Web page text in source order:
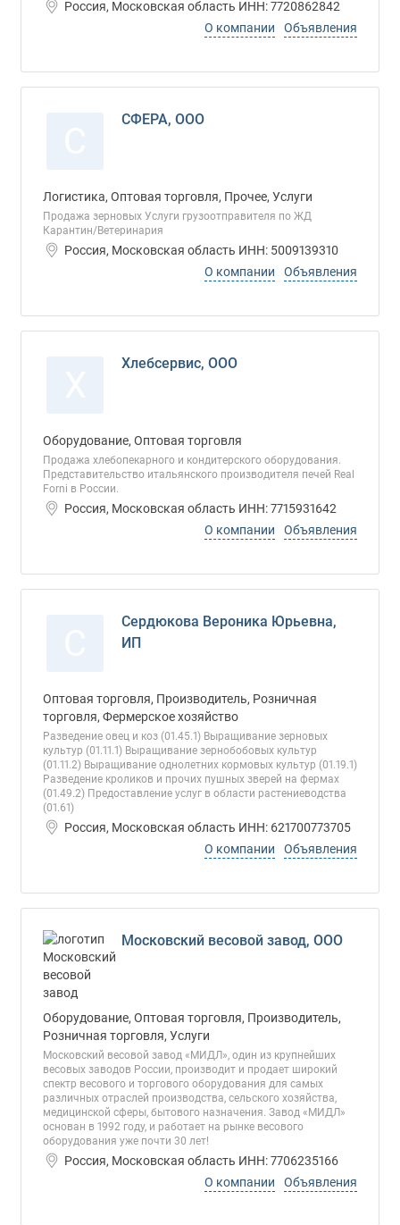
Россия, Московская область ИНН: 7720862842
О компании
Объявления
СФЕРА, ООО
Логистика, Оптовая торговля, Прочее, Услуги
Продажа зерновых Услуги грузоотправителя по ЖД
Карантин/Ветеринария
Россия, Московская область ИНН: 5009139310
О компании
Объявления
Хлебсервис, ООО
Оборудование, Оптовая торговля
Продажа хлебопекарного и кондитерского оборудования.
Представительство итальянского производителя печей Real
Forni в России.
Россия, Московская область ИНН: 7715931642
О компании
Объявления
Сердюкова Вероника Юрьевна,
ИП
Оптовая торговля, Производитель, Розничная
торговля, Фермерское хозяйство
Разведение овец и коз (01.45.1) Выращивание зерновых
культур (01.11.1) Выращивание зернобобовых культур
(01.11.2) Выращивание однолетних кормовых культур (01.19.1)
Разведение кроликов и прочих пушных зверей на фермах
(01.49.2) Предоставление услуг в области растениеводства
(01.61)
Россия, Московская область ИНН: 621700773705
О компании
Объявления
Московский весовой завод, ООО
Оборудование, Оптовая торговля, Производитель,
Розничная торговля, Услуги
Московский весовой завод «МИДЛ», один из крупнейших
весовых заводов России, производит и продает широкий
спектр весового и торгового оборудования для самых
различных отраслей производства, сельского хозяйства,
медицинской сферы, бытового назначения. Завод «МИДЛ»
основан в 1992 году, и работает на рынке весового
оборудования уже почти 30 лет!
Россия, Московская область ИНН: 7706235166
О компании
Объявления